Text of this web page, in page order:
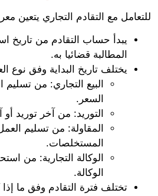
مع التقادم التجاري يتعين معرفة
يبدأ حساب التقادم من تاريخ
المطالبة قضائيا به.
يختلف تاريخ البداية وفق نوع العقد:
البيع التجاري: من تسليم
السعر.
التوريد: من آخر توريد أو
المقاولة: من تسليم العمل
المستخلصات.
الوكالة التجارية: من استحقاق
الوكالة.
تختلف فترة التقادم وفق ما إذا